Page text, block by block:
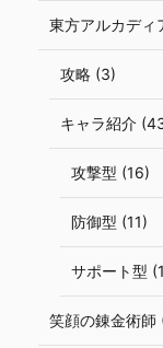
東方アルカディ
攻略 (3)
キャラ紹介
攻撃型 (16)
防御型 (11)
サポート型
笑顔の錬金術師